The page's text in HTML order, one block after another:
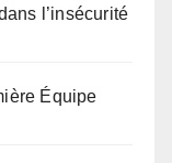
l’insécurité
Équipe